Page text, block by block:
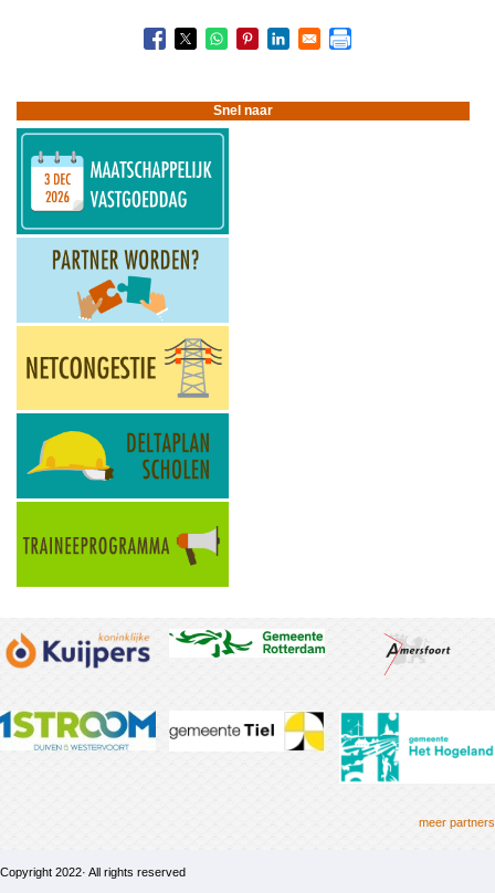
Snel naar
meer partners
Copyright 2022· All rights reserved